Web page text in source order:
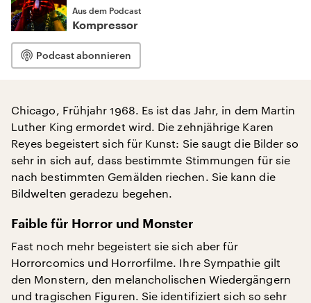
Aus dem Podcast
Kompressor
Podcast abonnieren
Chicago, Frühjahr 1968. Es ist das Jahr, in dem Martin
Luther King ermordet wird. Die zehnjährige Karen
Reyes begeistert sich für Kunst: Sie saugt die Bilder so
sehr in sich auf, dass bestimmte Stimmungen für sie
nach bestimmten Gemälden riechen. Sie kann die
Bildwelten geradezu begehen.
Faible für Horror und Monster
Fast noch mehr begeistert sie sich aber für
Horrorcomics und Horrorfilme. Ihre Sympathie gilt
den Monstern, den melancholischen Wiedergängern
und tragischen Figuren. Sie identifiziert sich so sehr